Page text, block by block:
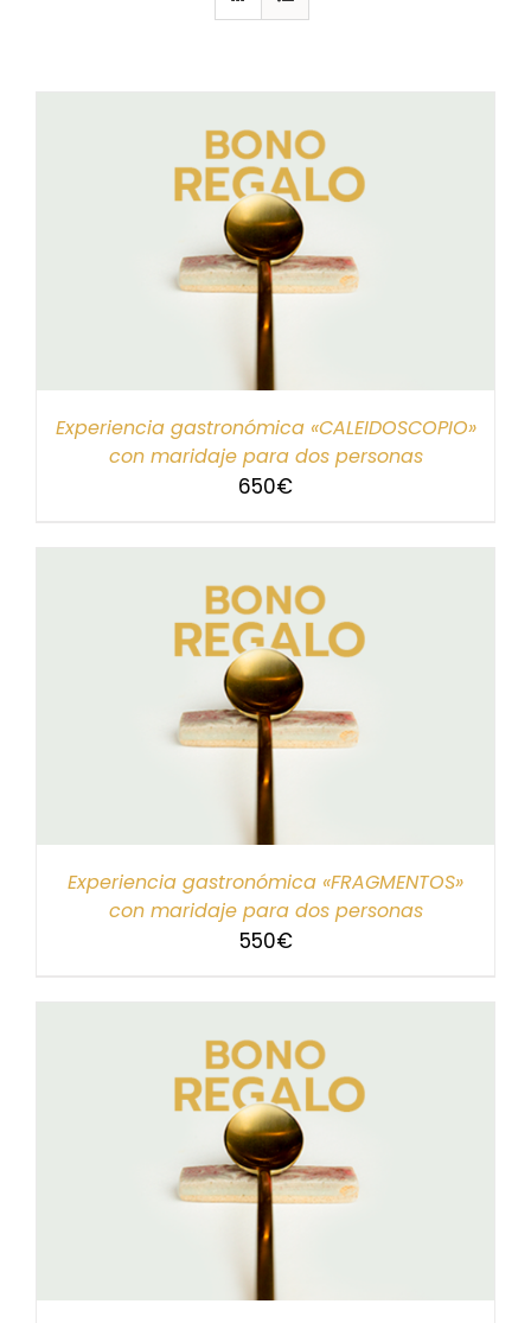
Experiencia gastronómica «CALEIDOSCOPIO»
con maridaje para dos personas
650€
Experiencia gastronómica «FRAGMENTOS»
con maridaje para dos personas
550€